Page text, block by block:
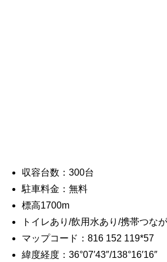
収容台数：300台
駐車料金：無料
標高1700m
トイレあり/飲用水あり/携帯つな
マップコード：816 152 119*57
緯度経度：36°07′43″/138°16′16″